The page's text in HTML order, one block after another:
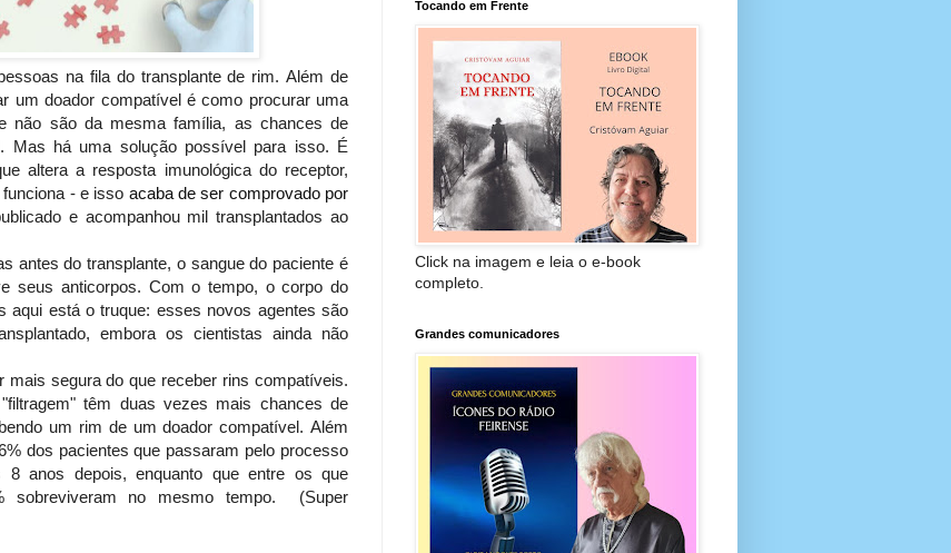
na fila do transplante de rim. Além de
um doador compatível é como procurar uma
não são da mesma família, as chances de
Mas há uma solução possível para isso. É
altera a resposta imunológica do receptor,
- e isso acaba de ser comprovado por
e acompanhou mil transplantados ao
antes do transplante, o sangue do paciente é
seus anticorpos. Com o tempo, o corpo do
aqui está o truque: esses novos agentes são
embora os cientistas ainda não
mais segura do que receber rins compatíveis.
têm duas vezes mais chances de
um rim de um doador compatível. Além
dos pacientes que passaram pelo processo
anos depois, enquanto que entre os que
sobreviveram no mesmo tempo. (Super
Tocando em Frente
Click na imagem e leia o e-book
completo.
Grandes comunicadores